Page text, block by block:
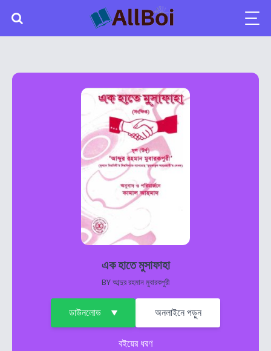
এক হাতে মুসাফাহা
BYআব্দুর রহমান মুবারকপুরী
ডাউনলোড অনলাইনে পড়ুন
বইয়ের ধরণ